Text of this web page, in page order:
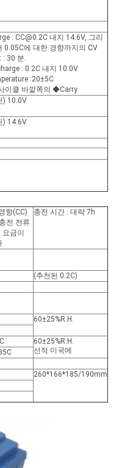
: CC@0.2C 내지 14.6V, 그리
0.05C에 대한 경향까지의 CV
30 분.
: 0.2C 내지 10.0V
:20±5C
이클 바깥쪽의 ◆Carry
) 10.0V
) 14.6V
향(CC)
전 전류
금이
충전 시간 : 대략 7h
(추천된 0.2C)
60±25%R.H.
60±25%R.H.
선적 미국에
260*166*185/190mm